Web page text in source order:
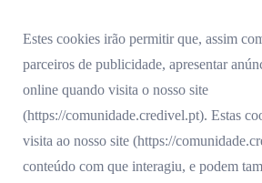
Estes cookies irão permitir que, assim
parceiros de publicidade, apresentar
online quando visita o nosso site
(https://comunidade.credivel.pt). Estas
visita ao nosso site (https://
conteúdo com que interagiu, e podem